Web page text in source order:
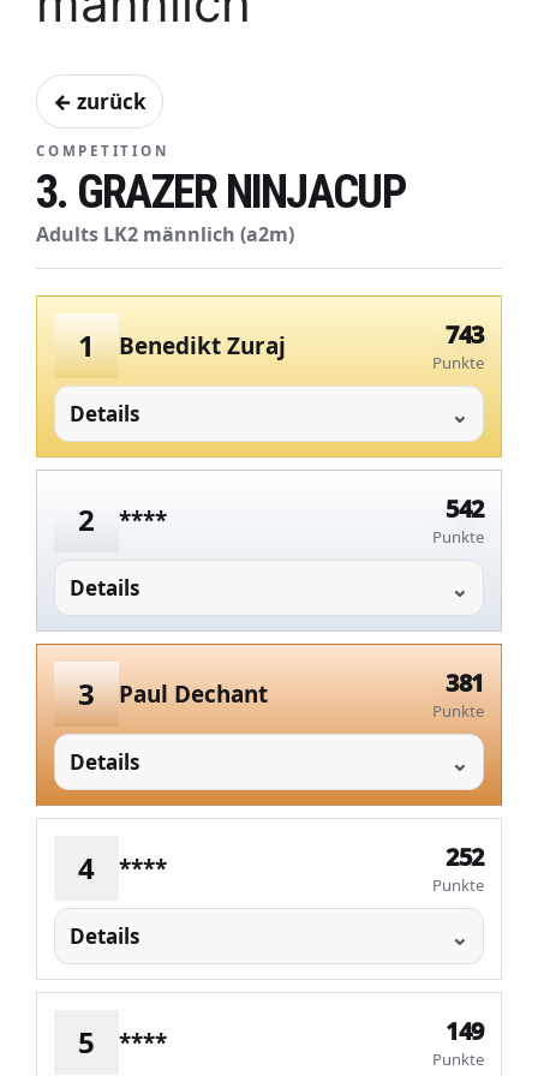
← zurück
COMPETITION
3. GRAZER NINJACUP
Adults LK2 männlich (a2m)
1 Benedikt Zuraj 743
Punkte
Details
2 **** 542
Punkte
Details
3 Paul Dechant 381
Punkte
Details
4 **** 252
Punkte
Details
5 **** 149
Punkte